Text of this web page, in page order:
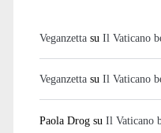
Veganzettasu Il Vaticano
Veganzettasu Il Vaticano
Paola Drogsu Il Vaticano